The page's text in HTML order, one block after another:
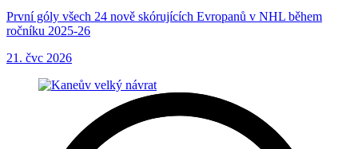
První góly všech 24 nově skórujících Evropanů v NHL během
ročníku 2025-26
21. čvc 2026